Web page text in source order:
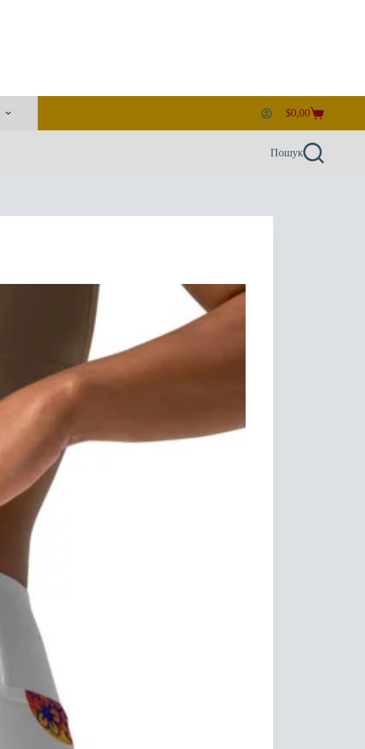
Кошик
$0,00
Пошук